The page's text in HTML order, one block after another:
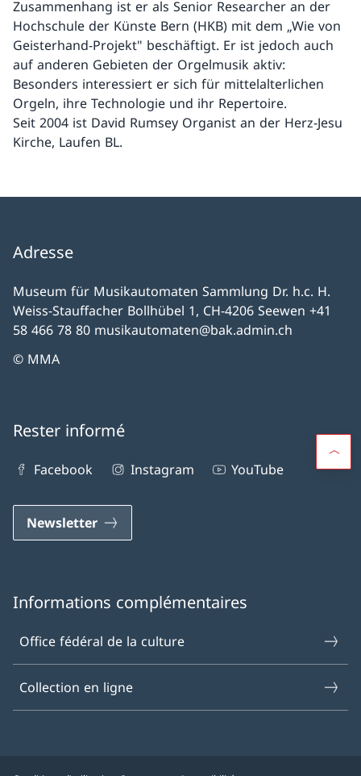
Zusammenhang ist er als Senior Researcher an der
Hochschule der Künste Bern (HKB) mit dem „Wie von
Geisterhand-Projekt" beschäftigt. Er ist jedoch auch
auf anderen Gebieten der Orgelmusik aktiv:
Besonders interessiert er sich für mittelalterlichen
Orgeln, ihre Technologie und ihr Repertoire.
Seit 2004 ist David Rumsey Organist an der Herz-Jesu
Kirche, Laufen BL.
Adresse
Museum für Musikautomaten Sammlung Dr. h.c. H.
Weiss-Stauffacher Bollhübel 1, CH-4206 Seewen +41
58 466 78 80 musikautomaten@bak.admin.ch
© MMA
Rester informé
Facebook Instagram YouTube
Newsletter
Informations complémentaires
Office fédéral de la culture
Collection en ligne